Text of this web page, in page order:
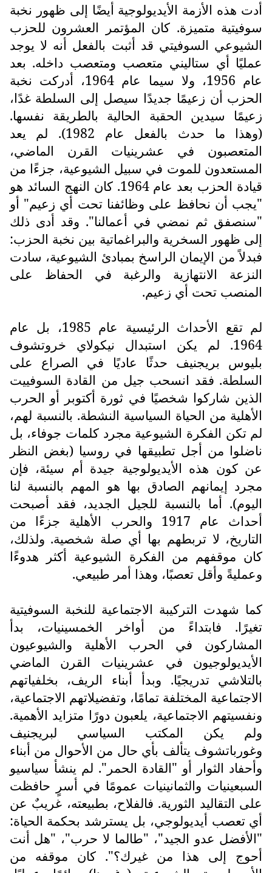
أدت هذه الأزمة الأيديولوجية أيضًا إلى ظهور نخبة
سوفيتية متميزة. كان المؤتمر العشرون للحزب
الشيوعي السوفيتي قد أثبت بالفعل أنه لا يوجد
عمليًا أي ستاليني متعصب ومتعصب داخله. بعد
عام 1956، ولا سيما عام 1964، أدركت نخبة
الحزب أن زعيمًا جديدًا سيصل إلى السلطة غدًا،
زعيمًا سيدين الحقبة الحالية بالطريقة نفسها.
(وهذا ما حدث بالفعل عام 1982). لم يعد
المتعصبون في عشرينيات القرن الماضي،
المستعدون للموت في سبيل الشيوعية، جزءًا من
قيادة الحزب بعد عام 1964. كان النهج السائد هو
"يجب أن نحافظ على وظائفنا تحت أي زعيم" أو
"سنصفق ثم نمضي في أعمالنا". وقد أدى ذلك
إلى ظهور السخرية والبراغماتية بين نخبة الحزب:
فبدلاً من الإيمان الراسخ بمبادئ الشيوعية، سادت
النزعة الانتهازية والرغبة في الحفاظ على
المنصب تحت أي زعيم.
لم تقع الأحداث الرئيسية عام 1985، بل عام
1964. لم يكن استبدال نيكولاي خروتشوف
بليوس بريجنيف حدثًا عاديًا في الصراع على
السلطة. فقد انسحب جيل من القادة السوفييت
الذين شاركوا شخصيًا في ثورة أكتوبر أو الحرب
الأهلية من الحياة السياسية النشطة. بالنسبة لهم،
لم تكن الفكرة الشيوعية مجرد كلمات جوفاء، بل
ناضلوا من أجل تطبيقها في روسيا (بغض النظر
عن كون هذه الأيديولوجية جيدة أم سيئة، فإن
مجرد إيمانهم الصادق بها هو المهم بالنسبة لنا
اليوم). أما بالنسبة للجيل الجديد، فقد أصبحت
أحداث عام 1917 والحرب الأهلية جزءًا من
التاريخ، لا تربطهم بها أي صلة شخصية. ولذلك،
كان موقفهم من الفكرة الشيوعية أكثر هدوءًا
وعمليةً وأقل تعصبًا، وهذا أمر طبيعي.
كما شهدت التركيبة الاجتماعية للنخبة السوفيتية
تغيرًا. فابتداءً من أواخر الخمسينيات، بدأ
المشاركون في الحرب الأهلية والشيوعيون
الأيديولوجيون في عشرينيات القرن الماضي
بالتلاشي تدريجيًا. وبدأ أبناء الريف، بخلفياتهم
الاجتماعية المختلفة تمامًا، وتفضيلاتهم الاجتماعية،
ونفسيتهم الاجتماعية، يلعبون دورًا متزايد الأهمية.
ولم يكن المكتب السياسي لبريجنيف
وغورباتشوف يتألف بأي حال من الأحوال من أبناء
وأحفاد الثوار أو "القادة الحمر". لم ينشأ سياسيو
السبعينيات والثمانينيات عمومًا في أسرٍ حافظت
على التقاليد الثورية. فالفلاح، بطبيعته، غريبٌ عن
أي تعصب أيديولوجي، بل يسترشد بحكمة الحياة:
"الأفضل عدو الجيد"، "طالما لا حرب"، "هل أنت
أحوج إلى هذا من غيرك؟". كان موقفه من